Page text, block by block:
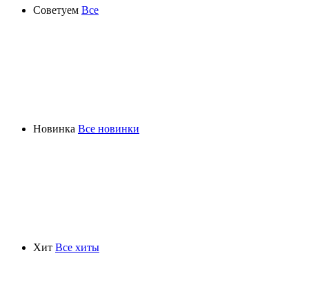
Советуем Все
Новинка Все новинки
Хит Все хиты